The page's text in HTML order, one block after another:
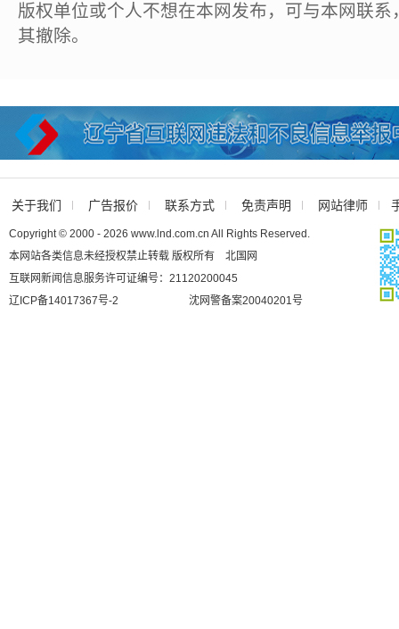
版权单位或个人不想在本网发布，可与本网联
其撤除。
关于我们 广告报价 联系方式 免责声明 网站律师
Copyright © 2000 - 2026 www.lnd.com.cn All Rights Reserved.
本网站各类信息未经授权禁止转载 版权所有 北国网
互联网新闻信息服务许可证编号：21120200045
辽ICP备14017367号-2
沈网警备案20040201号